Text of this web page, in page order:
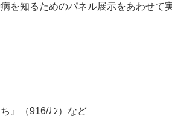
を知るためのパネル展示をあわせて
』（916/ﾅﾝ）など